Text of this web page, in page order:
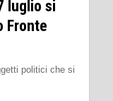
luglio si
Fronte
politici che si